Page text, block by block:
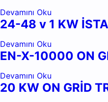
Devamını Oku
24-48 v 1 KW
Devamını Oku
EN-X-10000 ON
Devamını Oku
20 KW ON GRİD